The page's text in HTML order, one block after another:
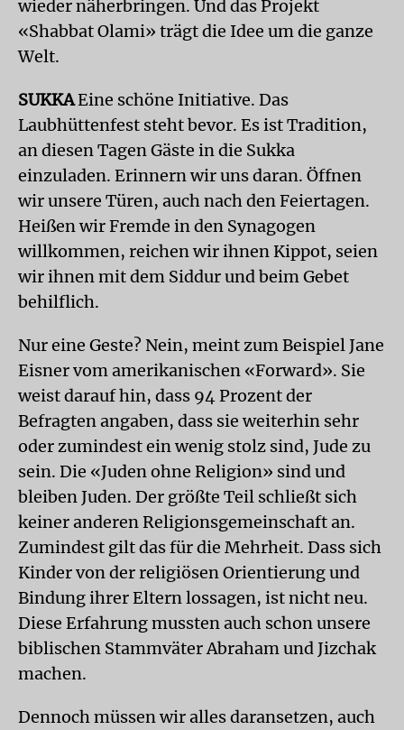
wieder näherbringen. Und das Projekt
«Shabbat Olami» trägt die Idee um die ganze
Welt.
SUKKAEine schöne Initiative. Das
Laubhüttenfest steht bevor. Es ist Tradition,
an diesen Tagen Gäste in die Sukka
einzuladen. Erinnern wir uns daran. Öffnen
wir unsere Türen, auch nach den Feiertagen.
Heißen wir Fremde in den Synagogen
willkommen, reichen wir ihnen Kippot, seien
wir ihnen mit dem Siddur und beim Gebet
behilflich.
Nur eine Geste? Nein, meint zum Beispiel Jane
Eisner vom amerikanischen «Forward». Sie
weist darauf hin, dass 94 Prozent der
Befragten angaben, dass sie weiterhin sehr
oder zumindest ein wenig stolz sind, Jude zu
sein. Die «Juden ohne Religion» sind und
bleiben Juden. Der größte Teil schließt sich
keiner anderen Religionsgemeinschaft an.
Zumindest gilt das für die Mehrheit. Dass sich
Kinder von der religiösen Orientierung und
Bindung ihrer Eltern lossagen, ist nicht neu.
Diese Erfahrung mussten auch schon unsere
biblischen Stammväter Abraham und Jizchak
machen.
Dennoch müssen wir alles daransetzen, auch